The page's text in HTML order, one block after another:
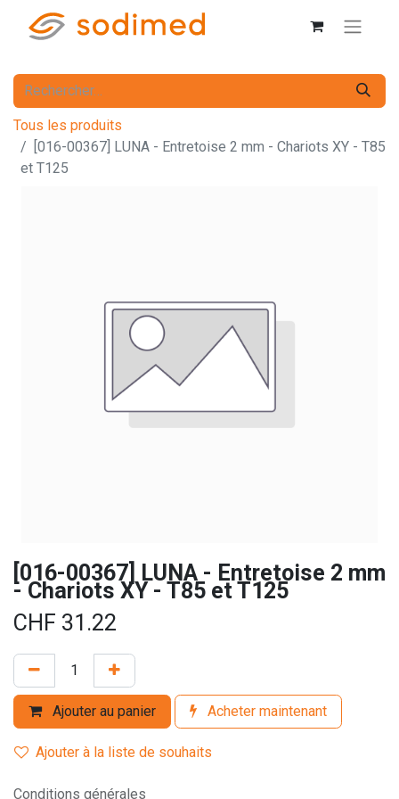
Tous les produits
[016-00367] LUNA - Entretoise 2 mm - Chariots XY - T85
et T125
[016-00367] LUNA - Entretoise 2 mm
- Chariots XY - T85 et T125
CHF 31.22
Ajouter au panier Acheter maintenant
Ajouter à la liste de souhaits
Conditions générales